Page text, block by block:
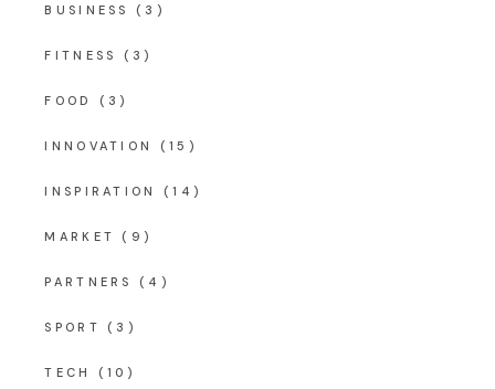
BUSINESS (3)
FITNESS (3)
FOOD (3)
INNOVATION (15)
INSPIRATION (14)
MARKET (9)
PARTNERS (4)
SPORT (3)
TECH (10)